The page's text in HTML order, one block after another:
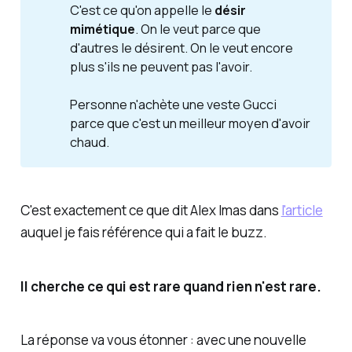
C'est ce qu'on appelle le désir
mimétique. On le veut parce que
d'autres le désirent. On le veutencore
pluss'ils ne peuvent pas l'avoir.
Personne n'achète une veste Gucci
parce que c'est un meilleur moyen d'avoir
chaud.
C'est exactement ce que dit Alex Imas dans l'article
auquel je fais référence qui a fait le buzz.
Il cherche ce qui est rare quand rien n'est rare.
La réponse va vous étonner : avec une nouvelle